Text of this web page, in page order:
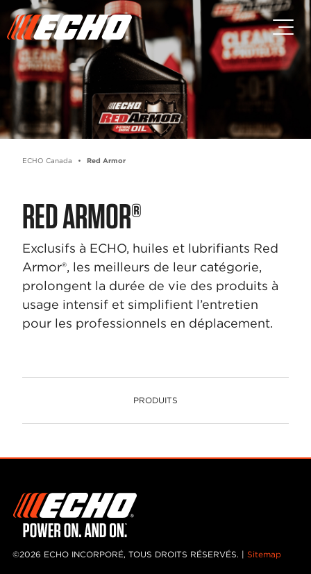
Passez au contenu principal
Passer au contenu du pied de
ECHO Canada Red Armor
RED ARMOR®
Exclusifs à ECHO, huiles et lubrifiants Red
Armor®, les meilleurs de leur catégorie,
prolongent la durée de vie des produits à
usage intensif et simplifient l’entretien
pour les professionnels en déplacement.
PRODUITS
PRODUITS
©2026 ECHO INCORPORÉ, TOUS DROITS RÉSERVÉS. | Sitemap